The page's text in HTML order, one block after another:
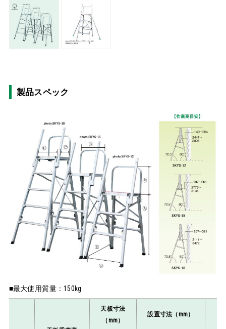
製品スペック
■最大使用質量：150kg
天板寸法
（mm）
設置寸法（mm）